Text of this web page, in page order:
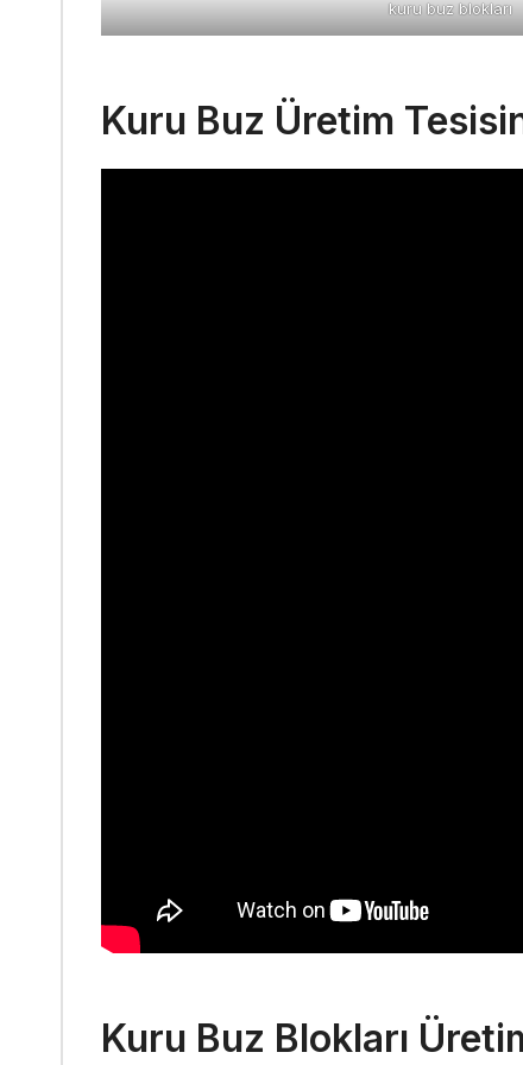
kuru buz blokları
Kuru Buz Üretim
Kuru Buz Blokları